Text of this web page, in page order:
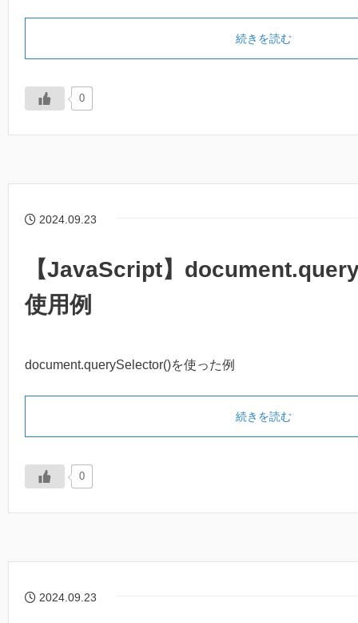
続きを読む
0
2024.09.23
【JavaScript】
使用例
document.querySelector()を使った例
続きを読む
0
2024.09.23